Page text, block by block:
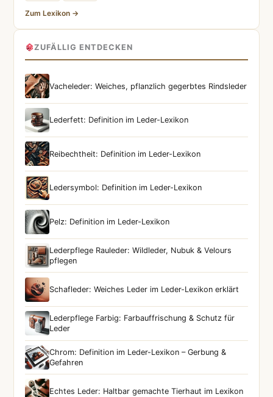
Zum Lexikon →
ZUFÄLLIG ENTDECKEN
Vacheleder: Weiches, pflanzlich gegerbtes Rindsleder
Lederfett: Definition im Leder-Lexikon
Reibechtheit: Definition im Leder-Lexikon
Ledersymbol: Definition im Leder-Lexikon
Pelz: Definition im Leder-Lexikon
Lederpflege Rauleder: Wildleder, Nubuk & Velours
pflegen
Schafleder: Weiches Leder im Leder-Lexikon erklärt
Lederpflege Farbig: Farbauffrischung & Schutz für
Leder
Chrom: Definition im Leder-Lexikon – Gerbung &
Gefahren
Echtes Leder: Haltbar gemachte Tierhaut im Lexikon